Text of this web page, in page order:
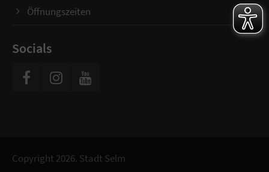
Öffnungszeiten
Socials
Copyright 2026. Stadt Selm